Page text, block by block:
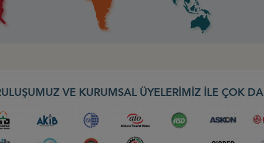
VE KURUMSAL ÜYELERİMİZ İLE ÇOK